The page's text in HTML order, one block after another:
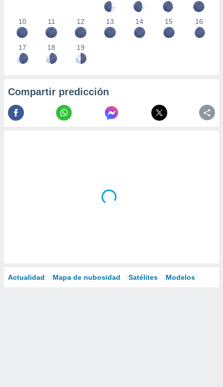
10 11 12 13 14 15 16
17 18 19
Compartir predicción
Actualidad Mapa de nubosidad Satélites Modelos